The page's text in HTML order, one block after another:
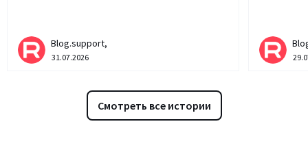
Blog.support,
31.07.2026
Смотреть все истории